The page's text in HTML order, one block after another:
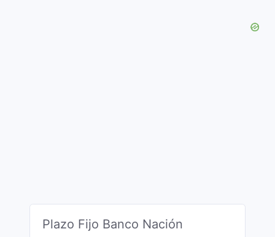
Plazo Fijo Banco Nación